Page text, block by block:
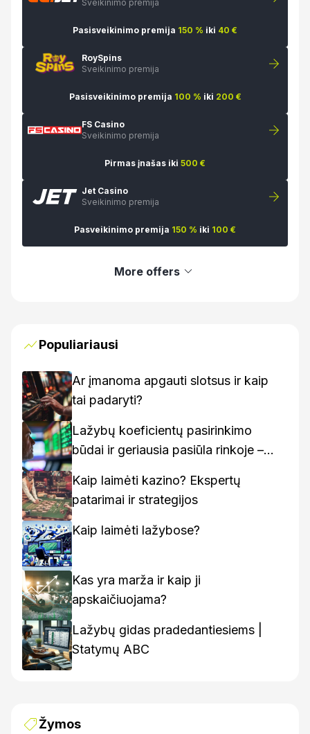
Sveikinimo premija
Pasisveikinimo premija 150 % iki 40 €
RoySpins
Sveikinimo premija
Pasisveikinimo premija 100 % iki 200 €
FS Casino
Sveikinimo premija
Pirmas įnašas iki 500 €
Jet Casino
Sveikinimo premija
Pasveikinimo premija 150 % iki 100 €
More offers
Populiariausi
Ar įmanoma apgauti slotsus ir kaip
tai padaryti?
Lažybų koeficientų pasirinkimo
būdai ir geriausia pasiūla rinkoje –
Kaip laimėti kazino? Ekspertų
patarimai ir strategijos
Kaip laimėti lažybose?
Kas yra marža ir kaip ji
apskaičiuojama?
Lažybų gidas pradedantiesiems |
Statymų ABC
Žymos